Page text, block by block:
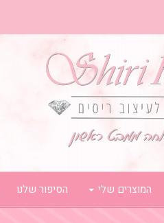
המוצרים שלי הסיפור שלנו